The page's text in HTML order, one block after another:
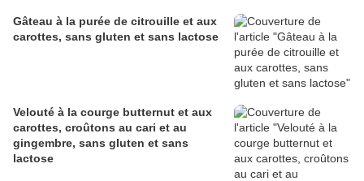
Gâteau à la purée de citrouille et aux
carottes, sans gluten et sans lactose
Velouté à la courge butternut et aux
carottes, croûtons au cari et au
gingembre, sans gluten et sans
lactose